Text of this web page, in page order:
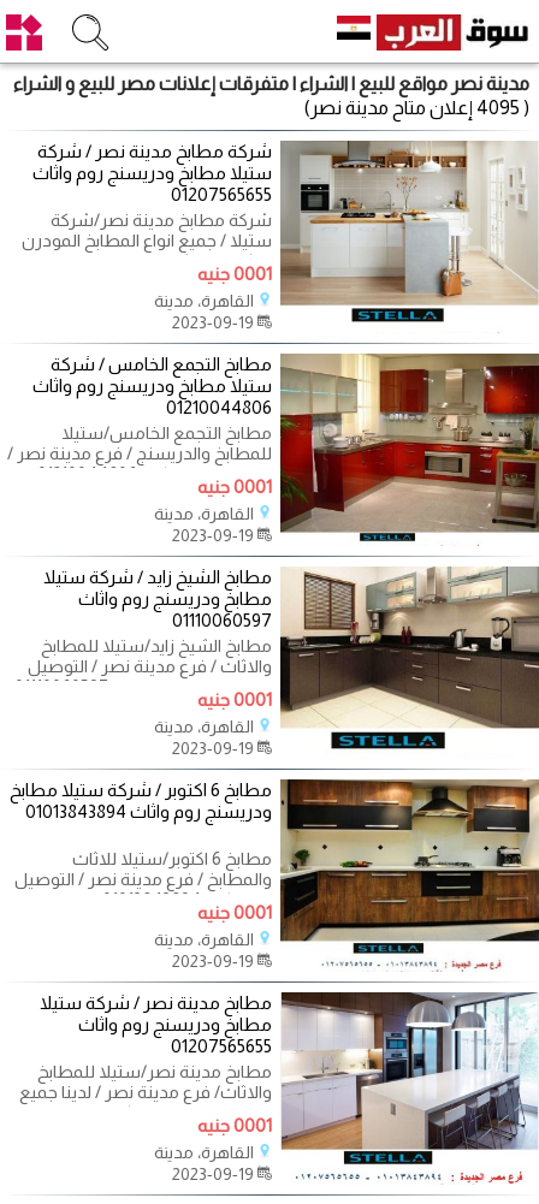
مدينة نصر مواقع للبيع | الشراء | متفرقات إعلانات مصر للبيع و الشراء
( 4095 إعلان متاح مدينة نصر)
شركة مطابخ مدينة نصر / شركة
ستيلا مطابخ ودريسنج روم واثاث
01207565655
شركة مطابخ مدينة نصر/شركة
ستيلا / جميع انواع المطابخ المودرن
والكلاسيك / فرع مدينة نصر
01207565655
0001 جنيه
القاهرة، مدينة
مطابخ التجمع الخامس / شركة
ستيلا مطابخ ودريسنج روم واثاث
01210044806
مطابخ التجمع الخامس/ستيلا
للمطابخ والدريسنج / فرع مدينة نصر /
التوصيل لاى مكان 01210044806 عايز
0001 جنيه
القاهرة، مدينة
مطابخ الشيخ زايد / شركة ستيلا
مطابخ ودريسنج روم واثاث
01110060597
مطابخ الشيخ زايد/ستيلا للمطابخ
والاثاث / فرع مدينة نصر / التوصيل
لجميع محافظات مصر 01110060597
خلى
0001 جنيه
القاهرة، مدينة
مطابخ 6 اكتوبر / شركة ستيلا مطابخ
ودريسنج روم واثاث 01013843894
مطابخ 6 اكتوبر/ستيلا للاثاث
والمطابخ / فرع مدينة نصر / التوصيل
لاى مكان 01013843894 بتخافى من
0001 جنيه
القاهرة، مدينة
مطابخ مدينة نصر / شركة ستيلا
مطابخ ودريسنج روم واثاث
01207565655
مطابخ مدينة نصر/ستيلا للمطابخ
والاثاث/ فرع مدينة نصر / لدينا جميع
المطابخ المودرن والكلاسيك
0001 جنيه
القاهرة، مدينة